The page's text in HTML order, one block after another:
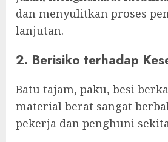
dan menyulitkan proses
lanjutan.
2. Berisiko terhadap
Batu tajam, paku, besi
material berat sangat
pekerja dan penghuni